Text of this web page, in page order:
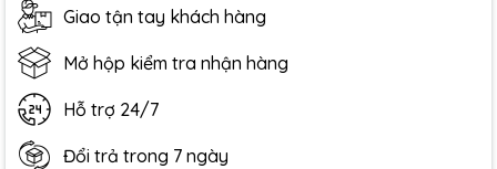
Giao tận tay khách hàng
Mở hộp kiểm tra nhận hàng
Hỗ trợ 24/7
Đổi trả trong 7 ngày